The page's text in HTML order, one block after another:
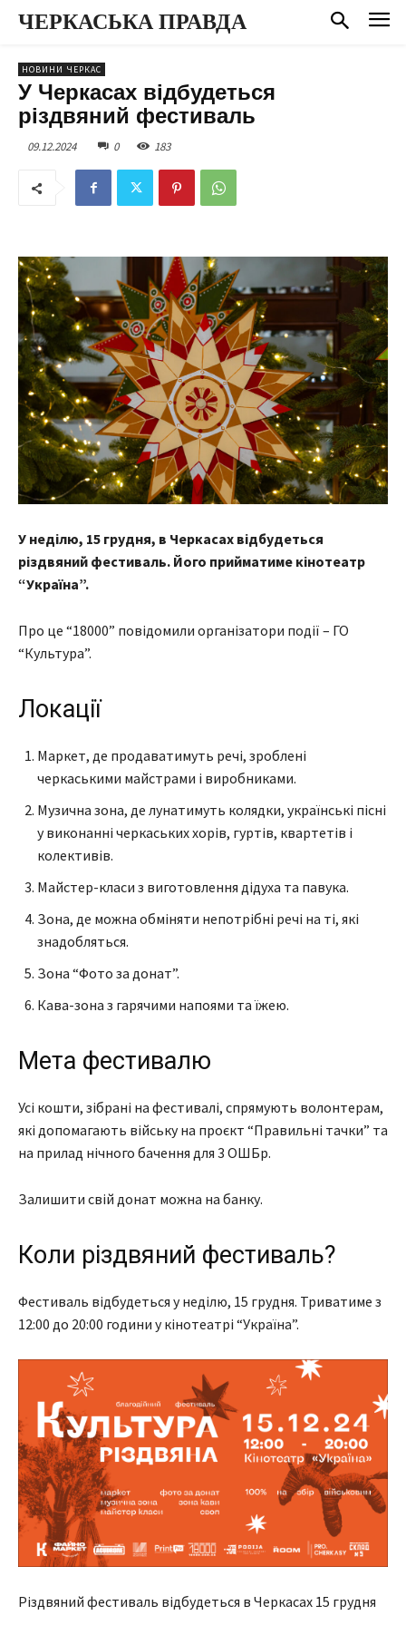
ЧЕРКАСЬКА ПРАВДА
НОВИНИ ЧЕРКАС
У Черкасах відбудеться
різдвяний фестиваль
09.12.2024 0 183
У неділю, 15 грудня, в Черкасах відбудеться
різдвяний фестиваль. Його прийматиме кінотеатр
“Україна”.
Про це “18000” повідомили організатори події – ГО
“Культура”.
Локації
Маркет, де продаватимуть речі, зроблені
черкаськими майстрами і виробниками.
Музична зона, де лунатимуть колядки, українські пісні
у виконанні черкаських хорів, гуртів, квартетів і
колективів.
Майстер-класи з виготовлення дідуха та павука.
Зона, де можна обміняти непотрібні речі на ті, які
знадобляться.
Зона “Фото за донат”.
Кава-зона з гарячими напоями та їжею.
Мета фестивалю
Усі кошти, зібрані на фестивалі, спрямують волонтерам,
які допомагають війську на проєкт “Правильні тачки” та
на прилад нічного бачення для 3 ОШБр.
Залишити свій донат можна на банку.
Коли різдвяний фестиваль?
Фестиваль відбудеться у неділю, 15 грудня. Триватиме з
12:00 до 20:00 години у кінотеатрі “Україна”.
Різдвяний фестиваль відбудеться в Черкасах 15 грудня